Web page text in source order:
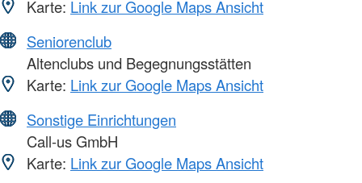
Karte: Link zur Google Maps Ansicht
Seniorenclub
Altenclubs und Begegnungsstätten
Karte: Link zur Google Maps Ansicht
Sonstige Einrichtungen
Call-us GmbH
Karte: Link zur Google Maps Ansicht